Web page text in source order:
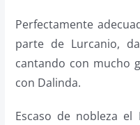
Perfectamente
parte de Lurcanio,
cantando con mucho
con Dalinda.
Escaso de nobleza el